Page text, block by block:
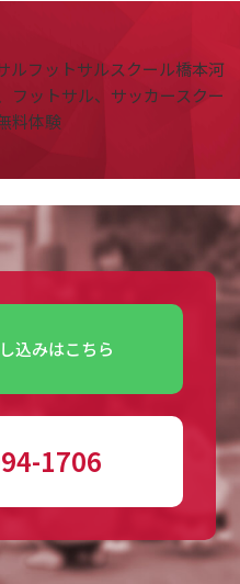
ルフットサルスクール橋本河
フットサル、サッカースクー
料体験
込みはこちら
1706